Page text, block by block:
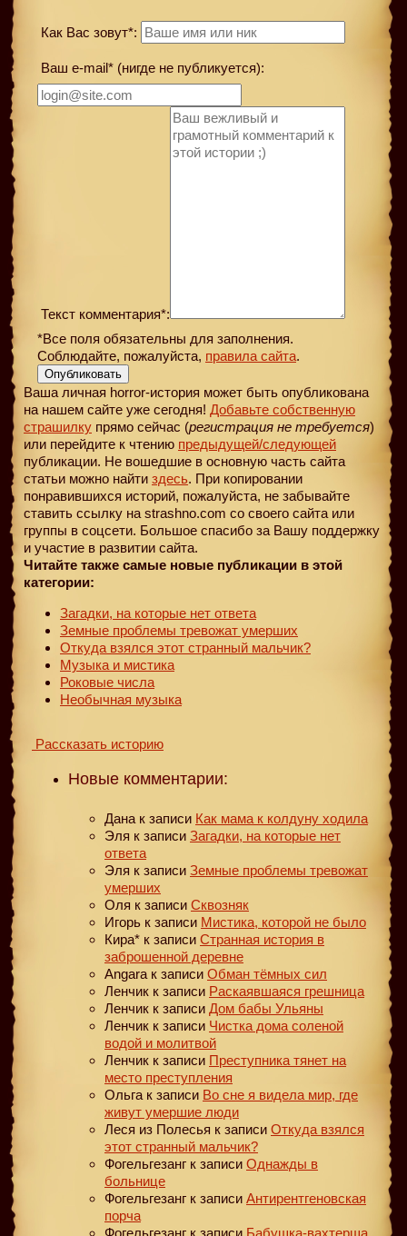
Как Вас зовут*:
Ваш e-mail* (нигде не публикуется):
Текст комментария*:
*Все поля обязательны для заполнения.
Соблюдайте, пожалуйста, правила сайта.
Опубликовать
Ваша личная horror-история может быть опубликована
на нашем сайте уже сегодня! Добавьте собственную
страшилку прямо сейчас (регистрация не требуется)
или перейдите к чтению предыдущей/следующей
публикации. Не вошедшие в основную часть сайта
статьи можно найти здесь. При копировании
понравившихся историй, пожалуйста, не забывайте
ставить ссылку на strashno.com со своего сайта или
группы в соцсети. Большое спасибо за Вашу поддержку
и участие в развитии сайта.
Читайте также самые новые публикации в этой
категории:
Загадки, на которые нет ответа
Земные проблемы тревожат умерших
Откуда взялся этот странный мальчик?
Музыка и мистика
Роковые числа
Необычная музыка
Рассказать историю
Новые комментарии:
Дана к записи Как мама к колдуну ходила
Эля к записи Загадки, на которые нет
ответа
Эля к записи Земные проблемы тревожат
умерших
Оля к записи Сквозняк
Игорь к записи Мистика, которой не было
Кира* к записи Странная история в
заброшенной деревне
Angara к записи Обман тёмных сил
Ленчик к записи Раскаявшаяся грешница
Ленчик к записи Дом бабы Ульяны
Ленчик к записи Чистка дома соленой
водой и молитвой
Ленчик к записи Преступника тянет на
место преступления
Ольга к записи Во сне я видела мир, где
живут умершие люди
Леся из Полесья к записи Откуда взялся
этот странный мальчик?
Фогельгезанг к записи Однажды в
больнице
Фогельгезанг к записи Антирентгеновская
порча
Фогельгезанг к записи Бабушка-вахтерша